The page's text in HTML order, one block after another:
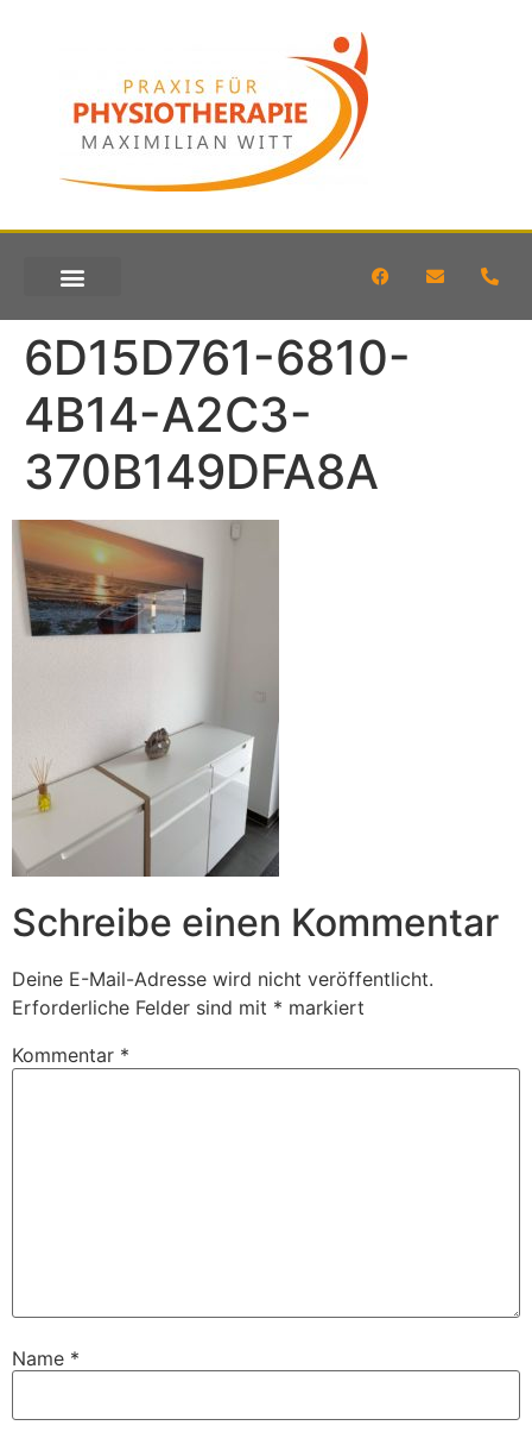
6D15D761-6810-
4B14-A2C3-
370B149DFA8A
Schreibe einen Kommentar
Deine E-Mail-Adresse wird nicht veröffentlicht.
Erforderliche Felder sind mit * markiert
Kommentar *
Name *